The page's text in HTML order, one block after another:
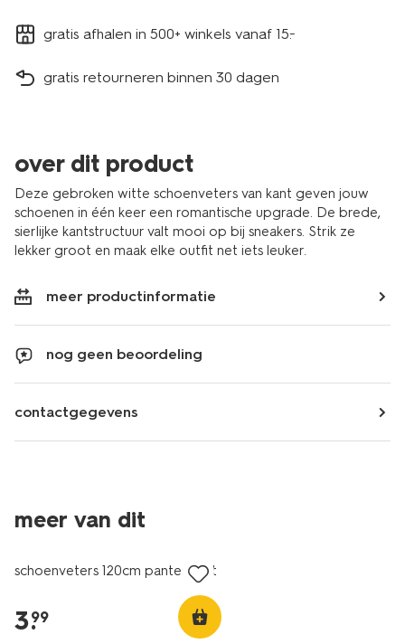
gratis afhalen in 500+ winkels vanaf 15.-
gratis retourneren binnen 30 dagen
over dit product
Deze gebroken witte schoenveters van kant geven jouw
schoenen in één keer een romantische upgrade. De brede,
sierlijke kantstructuur valt mooi op bij sneakers. Strik ze
lekker groot en maak elke outfit net iets leuker.
meer productinformatie
nog geen beoordeling
contactgegevens
meer van dit
nieuw
schoenveters 120cm panterprint
3.
99